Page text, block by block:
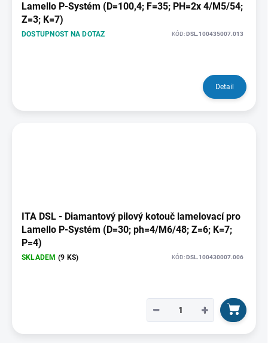
Lamello P-Systém (D=100,4; F=35; PH=2x 4/M5/54;
Z=3; K=7)
DOSTUPNOST NA DOTAZ KÓD: DSL.100435007.013
Detail
ITA DSL - Diamantový pilový kotouč lamelovací pro
Lamello P-Systém (D=30; ph=4/M6/48; Z=6; K=7;
P=4)
SKLADEM (9 KS) KÓD:DSL.100430007.006
+
−